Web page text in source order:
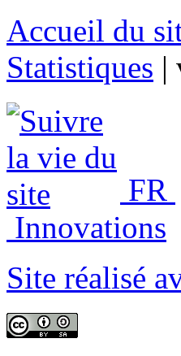
Accueil du
Statistiques |
FR
Innovations
Site réalisé